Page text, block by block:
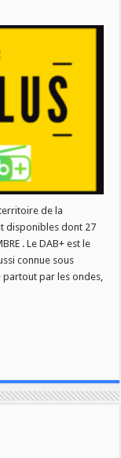
de la
disponibles dont 27
. Le DAB+ est le
connue sous
partout par les ondes,